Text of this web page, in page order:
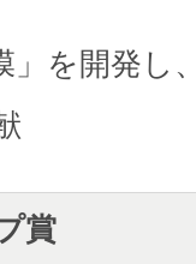
」を開発し
賞